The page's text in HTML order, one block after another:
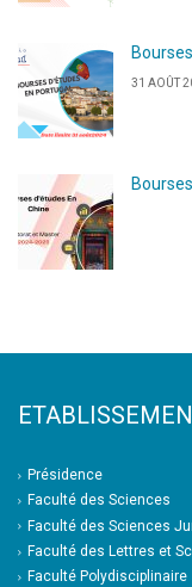
31 AOÛT
Présidence
Faculté des Sciences
Faculté des Sciences
Faculté des Lettres et
Faculté Polydisciplinaire